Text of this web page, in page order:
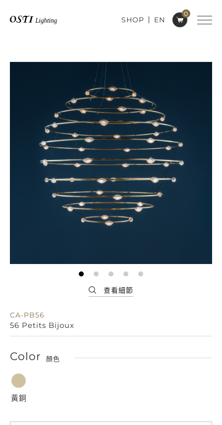
0
SHOP EN
CA-PB56
56 Petits Bijoux
Color 顏色
黃銅